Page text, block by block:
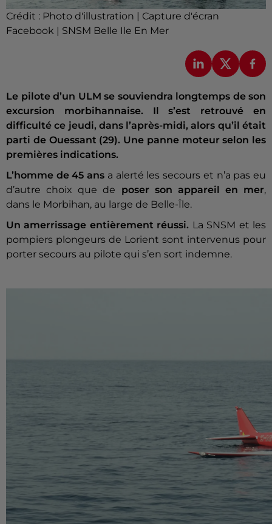
Crédit : Photo d'illustration | Capture d'écran
Facebook | SNSM Belle Ile En Mer
Le pilote d’un ULM se souviendra longtemps de son
excursion morbihannaise. Il s’est retrouvé en
difficulté ce jeudi, dans l’après-midi, alors qu’il était
parti de Ouessant (29). Une panne moteur selon les
premières indications.
L’homme de 45 ans a alerté les secours et n’a pas eu
d’autre choix que de poser son appareil en mer,
dans le Morbihan, au large de Belle-Île.
Un amerrissage entièrement réussi. La SNSM et les
pompiers plongeurs de Lorient sont intervenus pour
porter secours au pilote qui s’en sort indemne.